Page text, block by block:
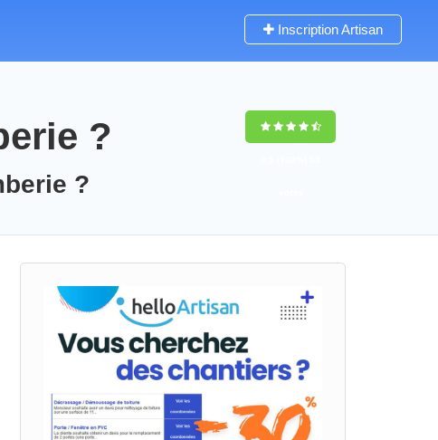
Inscription Artisan
?
?